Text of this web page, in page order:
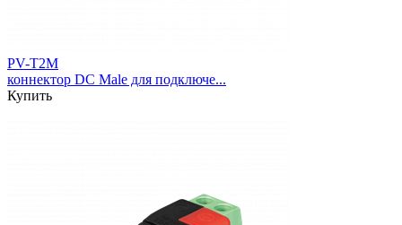
PV-T2M
коннектор DC Male для подключе...
Купить